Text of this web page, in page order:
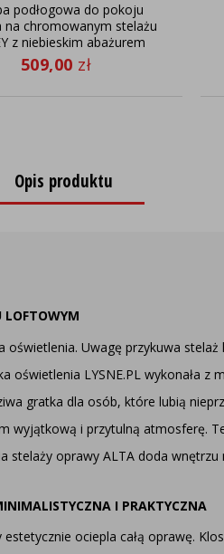
podłogowa do pokoju
na chromowanym stelażu
z niebieskim abażurem
509,00 zł
Opis produktu
LOFTOWYM
Uwagę przykuwa
oświetlenia LYSNE.PL wykonała
gratka dla osób, które lubią
wyjątkową i przytulną atmosferę.
stelaży oprawy ALTA doda
I PRAKTYCZNA
ociepla całą oprawę.